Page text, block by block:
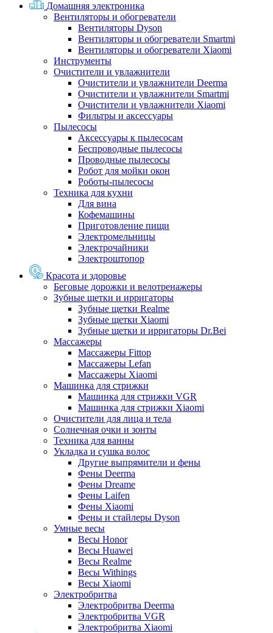
Домашняя электроника
Вентиляторы и обогреватели
Вентиляторы Dyson
Вентиляторы и обогреватели Smartmi
Вентиляторы и обогреватели Xiaomi
Инструменты
Очистители и увлажнители
Очистители и увлажнители Deerma
Очистители и увлажнители Smartmi
Очистители и увлажнители Xiaomi
Фильтры и аксессуары
Пылесосы
Аксессуары к пылесосам
Беспроводные пылесосы
Проводные пылесосы
Робот для мойки окон
Роботы-пылесосы
Техника для кухни
Для вина
Кофемашины
Приготовление пищи
Электромельницы
Электрочайники
Электроштопор
Красота и здоровье
Беговые дорожки и велотренажеры
Зубные щетки и ирригаторы
Зубные щетки Realme
Зубные щетки Xiaomi
Зубные щетки и ирригаторы Dr.Bei
Массажеры
Массажеры Fittop
Массажеры Lefan
Массажеры Xiaomi
Машинка для стрижки
Машинка для стрижки VGR
Машинка для стрижки Xiaomi
Очистители для лица и тела
Солнечная очки и зонты
Техника для ванны
Укладка и сушка волос
Другие выпрямители и фены
Фены Deerma
Фены Dreame
Фены Laifen
Фены Xiaomi
Фены и стайлеры Dyson
Умные весы
Весы Honor
Весы Huawei
Весы Realme
Весы Withings
Весы Xiaomi
Электробритва
Электробритва Deerma
Электробритва VGR
Электробритва Xiaomi